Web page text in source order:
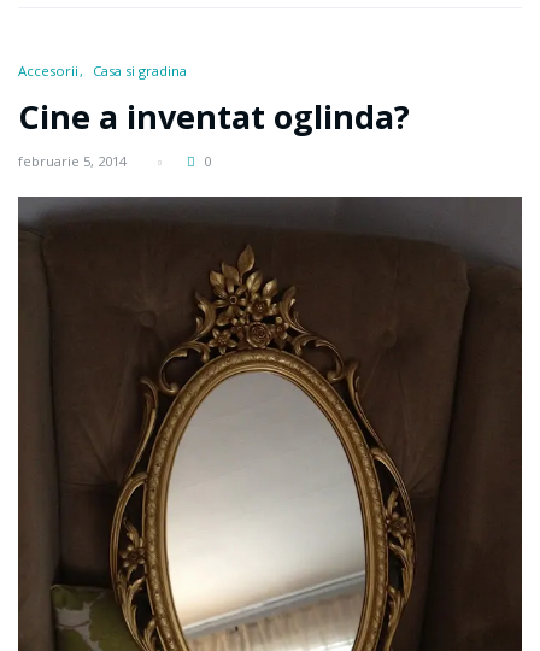
Accesorii Casa si gradina
Cine a inventat oglinda?
februarie 5, 2014 0